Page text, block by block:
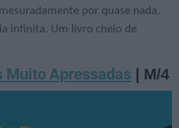
por quase nada.
infinita. Um livro cheio de
Muito Apressadas | M/4